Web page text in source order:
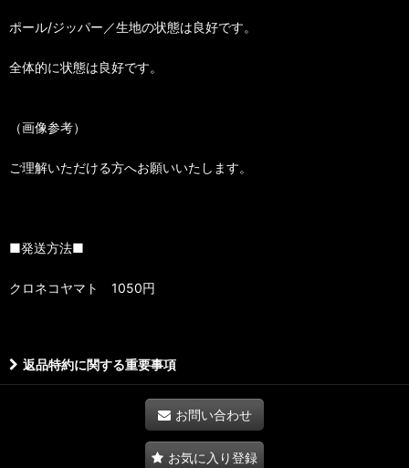
ポール/ジッパー／生地の状態は良好です。
全体的に状態は良好です。
（画像参考）
ご理解いただける方へお願いいたします。
■発送方法■
クロネコヤマト 1050円
返品特約に関する重要事項
お問い合わせ
お気に入り登録